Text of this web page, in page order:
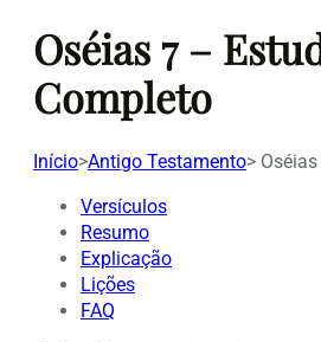
Oséias 7 –
Completo
Início>Antigo Testamento>
Versículos
Resumo
Explicação
Lições
FAQ